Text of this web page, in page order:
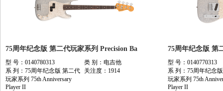
75周年纪念版 第二代玩家系列 Precision Ba
型 号：0140780313
类 别：电吉他
系 列：75周年纪念版 第二代
玩家系列 75th Anniversary
Player II
关注度：1914
75周年纪念版 第
型 号：0140770313
系 列：75周年纪念
玩家系列 75th
Player II